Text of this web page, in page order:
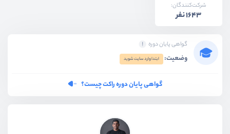
شرکت‌کنندگان:
1643 نفر
گواهی پایان دوره
وضعیت: ابتدا وارد سایت شوید
گواهی پایان دوره راکت چیست؟